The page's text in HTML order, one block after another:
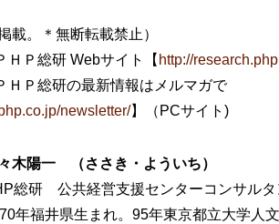
載。＊無断転載禁止）
ＨＰ総研 Webサイト【 http://
ＨＰ総研の最新情報はメルマガで
newsletter/】（PCサイト)
木陽一 （ささき・よういち）
総研 公共経営支援センターコンサルタ
年福井県生まれ。95年東京都立大学人